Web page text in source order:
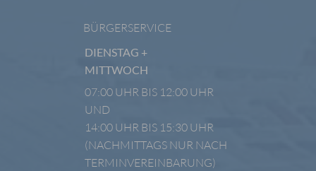
BÜRGERSERVICE
DIENSTAG +
MITTWOCH
07:00 UHR BIS 12:00 UHR
UND
14:00 UHR BIS 15:30 UHR
(NACHMITTAGS NUR NACH
TERMINVEREINBARUNG)